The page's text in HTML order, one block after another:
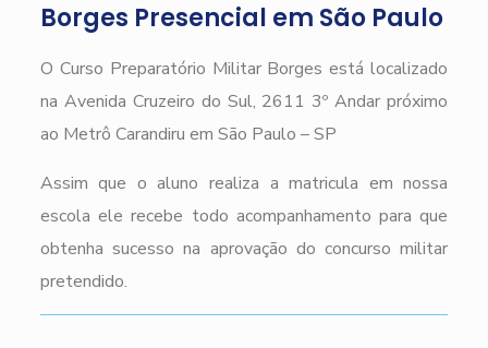
Borges Presencial em São Paulo
O Curso Preparatório Militar Borges está localizado
na Avenida Cruzeiro do Sul, 2611 3º Andar próximo
ao Metrô Carandiru em São Paulo – SP
Assim que o aluno realiza a matricula em nossa
escola ele recebe todo acompanhamento para que
obtenha sucesso na aprovação do concurso militar
pretendido.